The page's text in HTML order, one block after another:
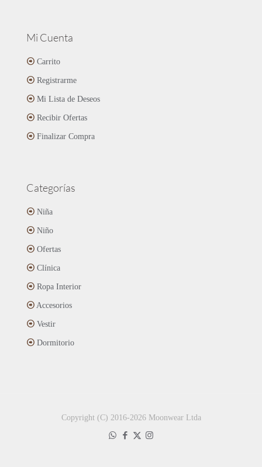
Mi Cuenta
Carrito
Registrarme
Mi Lista de Deseos
Recibir Ofertas
Finalizar Compra
Categorías
Niña
Niño
Ofertas
Clínica
Ropa Interior
Accesorios
Vestir
Dormitorio
Copyright (C) 2016-2026 Moonwear Ltda